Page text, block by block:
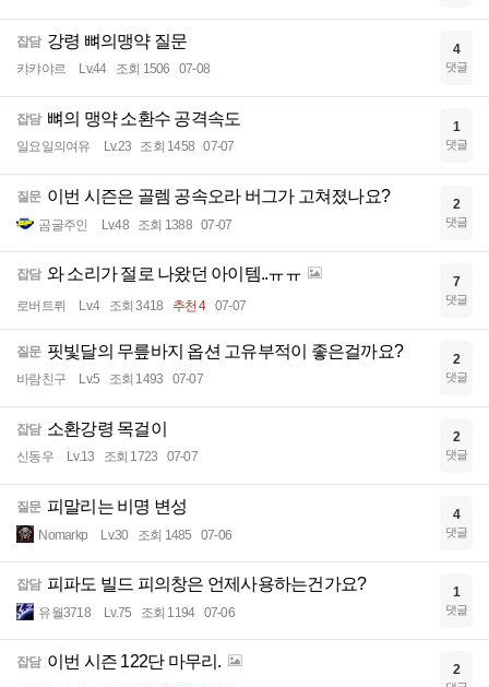
잡담 강령 뼈의맹약 질문
캬캬야르 Lv.44 조회 1506 07-08
4
댓글
잡담 뼈의 맹약 소환수 공격속도
일요일의여유 Lv.23 조회 1458 07-07
1
댓글
질문 이번 시즌은 골렘 공속오라 버그가 고쳐졌나요?
곰굴주인 Lv.48 조회 1388 07-07
2
댓글
잡담 와 소리가 절로 나왔던 아이템..ㅠㅠ
로버트뤼 Lv.4 조회 3418 추천 4 07-07
7
댓글
질문 핏빛달의 무릎바지 옵션 고유부적이 좋은걸까요?
바람친구 Lv.5 조회 1493 07-07
2
댓글
잡담 소환강령 목걸이
신동우 Lv.13 조회 1723 07-07
2
댓글
질문 피말리는 비명 변성
Nomarkp Lv.30 조회 1485 07-06
4
댓글
잡담 피파도 빌드 피의창은 언제사용하는건가요?
유월3718 Lv.75 조회 1194 07-06
1
댓글
잡담 이번 시즌 122단 마무리. 2